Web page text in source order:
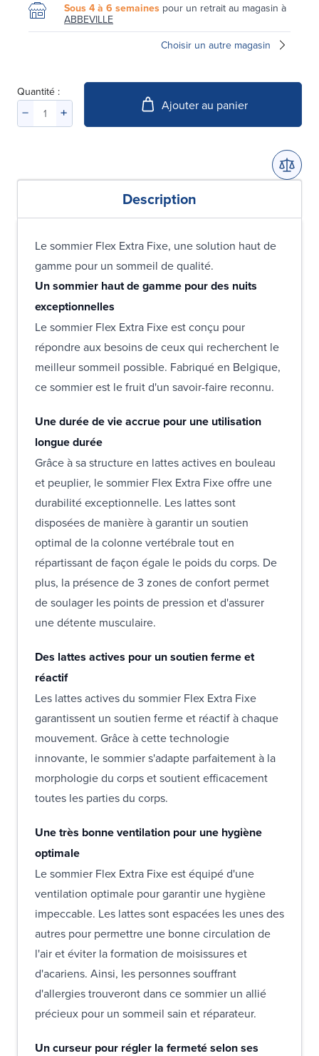
Sous 4 à 6 semaines pour un retrait au magasin à
ABBEVILLE
Choisir un autre magasin
Quantité :
Ajouter au panier
Description
Le sommier Flex Extra Fixe, une solution haut de
gamme pour un sommeil de qualité.
Un sommier haut de gamme pour des nuits
exceptionnelles
Le sommier Flex Extra Fixe est conçu pour
répondre aux besoins de ceux qui recherchent le
meilleur sommeil possible. Fabriqué en Belgique,
ce sommier est le fruit d'un savoir-faire reconnu.
Une durée de vie accrue pour une utilisation
longue durée
Grâce à sa structure en lattes actives en bouleau
et peuplier, le sommier Flex Extra Fixe offre une
durabilité exceptionnelle. Les lattes sont
disposées de manière à garantir un soutien
optimal de la colonne vertébrale tout en
répartissant de façon égale le poids du corps. De
plus, la présence de 3 zones de confort permet
de soulager les points de pression et d'assurer
une détente musculaire.
Des lattes actives pour un soutien ferme et
réactif
Les lattes actives du sommier Flex Extra Fixe
garantissent un soutien ferme et réactif à chaque
mouvement. Grâce à cette technologie
innovante, le sommier s'adapte parfaitement à la
morphologie du corps et soutient efficacement
toutes les parties du corps.
Une très bonne ventilation pour une hygiène
optimale
Le sommier Flex Extra Fixe est équipé d'une
ventilation optimale pour garantir une hygiène
impeccable. Les lattes sont espacées les unes des
autres pour permettre une bonne circulation de
l'air et éviter la formation de moisissures et
d'acariens. Ainsi, les personnes souffrant
d'allergies trouveront dans ce sommier un allié
précieux pour un sommeil sain et réparateur.
Un curseur pour régler la fermeté selon ses